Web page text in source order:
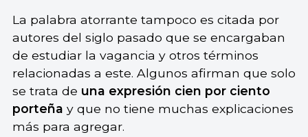
La palabra atorrante tampoco es citada por
autores del siglo pasado que se encargaban
de estudiar la vagancia y otros términos
relacionadas a este. Algunos afirman que solo
se trata de una expresión cien por ciento
porteña y que no tiene muchas explicaciones
más para agregar.